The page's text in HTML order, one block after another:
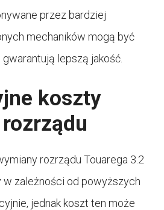
przez bardziej
mechaników mogą być
lepszą jakość.
koszty
rozrządu Touarega 3.2
w zależności od powyższych
jednak koszt ten może